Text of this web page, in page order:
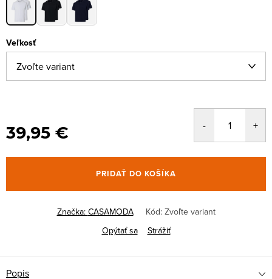
Veľkosť
39,95 €
PRIDAŤ DO KOŠÍKA
Značka: CASAMODA Kód: Zvoľte variant
Opýtať sa
Strážiť
Popis